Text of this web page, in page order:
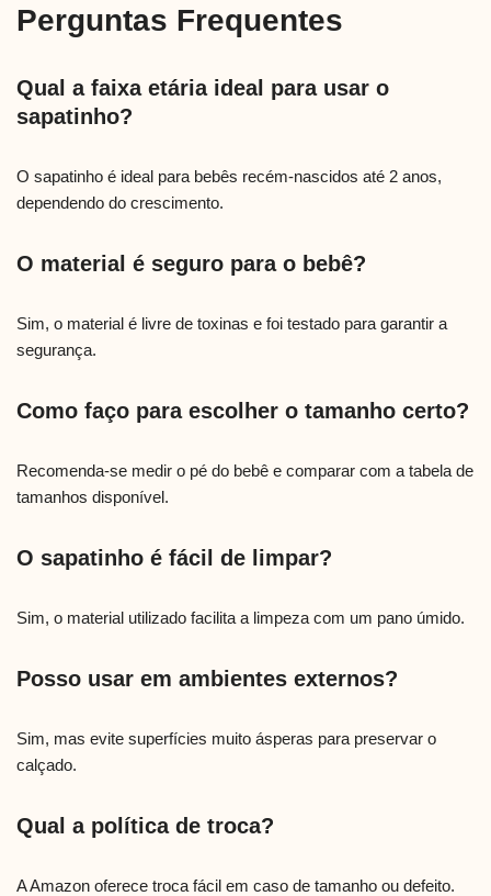
Perguntas Frequentes
Qual a faixa etária ideal para usar o
sapatinho?
O sapatinho é ideal para bebês recém-nascidos até 2 anos,
dependendo do crescimento.
O material é seguro para o bebê?
Sim, o material é livre de toxinas e foi testado para garantir a
segurança.
Como faço para escolher o tamanho certo?
Recomenda-se medir o pé do bebê e comparar com a tabela de
tamanhos disponível.
O sapatinho é fácil de limpar?
Sim, o material utilizado facilita a limpeza com um pano úmido.
Posso usar em ambientes externos?
Sim, mas evite superfícies muito ásperas para preservar o
calçado.
Qual a política de troca?
A Amazon oferece troca fácil em caso de tamanho ou defeito.